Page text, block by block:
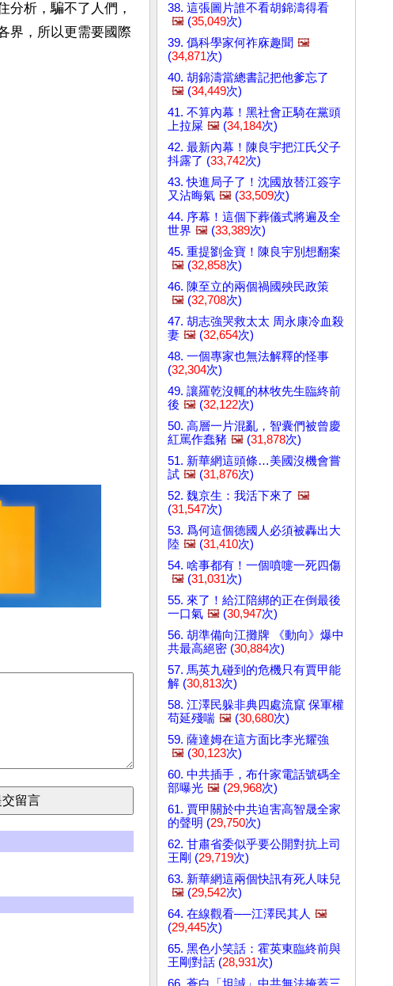
分析，騙不了人們，
界，所以更需要國際
38. 這張圖片誰不看胡錦濤得看
🖼️ (35,049次)
39. 僞科學家何祚庥趣聞 🖼️
(34,871次)
40. 胡錦濤當總書記把他爹忘了
🖼️ (34,449次)
41. 不算內幕！黑社會正騎在黨頭
上拉屎 🖼️ (34,184次)
42. 最新內幕！陳良宇把江氏父子
抖露了 (33,742次)
43. 快進局子了！沈國放替江簽字
又沾晦氣 🖼️ (33,509次)
44. 序幕！這個下葬儀式將遍及全
世界 🖼️ (33,389次)
45. 重提劉金寶！陳良宇別想翻案
🖼️ (32,858次)
46. 陳至立的兩個禍國殃民政策
🖼️ (32,708次)
47. 胡志強哭救太太 周永康冷血殺
妻 🖼️ (32,654次)
48. 一個專家也無法解釋的怪事
(32,304次)
49. 讓羅乾沒輒的林牧先生臨終前
後 🖼️ (32,122次)
50. 高層一片混亂，智囊們被曾慶
紅罵作蠢豬 🖼️ (31,878次)
51. 新華網這頭條…美國沒機會嘗
試 🖼️ (31,876次)
52. 魏京生：我活下來了 🖼️
(31,547次)
53. 爲何這個德國人必須被轟出大
陸 🖼️ (31,410次)
54. 啥事都有！一個噴嚏一死四傷
🖼️ (31,031次)
55. 來了！給江陪綁的正在倒最後
一口氣 🖼️ (30,947次)
56. 胡準備向江攤牌 《動向》爆中
共最高絕密 (30,884次)
57. 馬英九碰到的危機只有賈甲能
解 (30,813次)
58. 江澤民躲非典四處流竄 保軍權
苟延殘喘 🖼️ (30,680次)
59. 薩達姆在這方面比李光耀強
🖼️ (30,123次)
60. 中共插手，布什家電話號碼全
部曝光 🖼️ (29,968次)
61. 賈甲關於中共迫害高智晟全家
的聲明 (29,750次)
62. 甘肅省委似乎要公開對抗上司
王剛 (29,719次)
63. 新華網這兩個快訊有死人味兒
🖼️ (29,542次)
64. 在線觀看──江澤民其人 🖼️
(29,445次)
65. 黑色小笑話：霍英東臨終前與
王剛對話 (28,931次)
66. 蒼白「坦誠」中共無法掩蓋三